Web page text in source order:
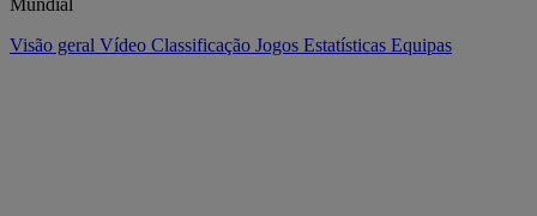
Mundial
Visão geral Vídeo Classificação Jogos Estatísticas Equipas